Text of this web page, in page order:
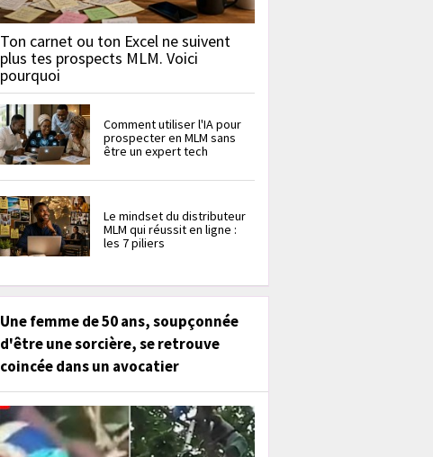
Ton carnet ou ton Excel ne suivent
plus tes prospects MLM. Voici
pourquoi
Comment utiliser l'IA pour
prospecter en MLM sans
être un expert tech
Le mindset du distributeur
MLM qui réussit en ligne :
les 7 piliers
Une femme de 50 ans, soupçonnée
d'être une sorcière, se retrouve
coincée dans un avocatier